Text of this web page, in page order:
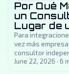
Por Qué
un
Lugar de
Para
vez más
consultor
que una agencia
June 22, 2026 · 6